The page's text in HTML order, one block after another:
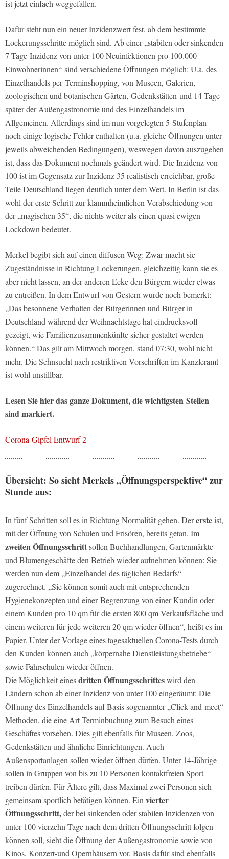
ist jetzt einfach weggefallen.
Dafür steht nun ein neuer Inzidenzwert fest, ab dem bestimmte
Lockerungsschritte möglich sind. Ab einer „stabilen oder sinkenden
7-Tage-Inzidenz von unter 100 Neuinfektionen pro 100.000
Einwohnerinnen“ sind verschiedene Öffnungen möglich: U.a. des
Einzelhandels per Terminshopping, von Museen, Galerien,
zoologischen und botanischen Gärten, Gedenkstätten und 14 Tage
später der Außengastronomie und des Einzelhandels im
Allgemeinen. Allerdings sind im nun vorgelegten 5-Stufenplan
noch einige logische Fehler enthalten (u.a. gleiche Öffnungen unter
jeweils abweichenden Bedingungen), weswegen davon auszugehen
ist, dass das Dokument nochmals geändert wird. Die Inzidenz von
100 ist im Gegensatz zur Inzidenz 35 realistisch erreichbar, große
Teile Deutschland liegen deutlich unter dem Wert. In Berlin ist das
wohl der erste Schritt zur klammheimlichen Verabschiedung von
der „magischen 35“, die nichts weiter als einen quasi ewigen
Lockdown bedeutet.
Merkel begibt sich auf einen diffusen Weg: Zwar macht sie
Zugeständnisse in Richtung Lockerungen, gleichzeitig kann sie es
aber nicht lassen, an der anderen Ecke den Bürgern wieder etwas
zu entreißen. In dem Entwurf von Gestern wurde noch bemerkt:
„Das besonnene Verhalten der Bürgerinnen und Bürger in
Deutschland während der Weihnachtstage hat eindrucksvoll
gezeigt, wie Familienzusammenkünfte sicher gestaltet werden
können.“ Das gilt am Mittwoch morgen, stand 07:30, wohl nicht
mehr. Die Sehnsucht nach restriktiven Vorschriften im Kanzleramt
ist wohl unstillbar.
Lesen Sie hier das ganze Dokument, die wichtigsten Stellen
sind markiert.
Corona-Gipfel Entwurf 2
Übersicht: So sieht Merkels „Öffnungsperspektive“ zur
Stunde aus:
In fünf Schritten soll es in Richtung Normalität gehen. Derersteist,
mit der Öffnung von Schulen und Frisören, bereits getan. Im
zweiten Öffnungsschrittsollen Buchhandlungen, Gartenmärkte
und Blumengeschäfte den Betrieb wieder aufnehmen können: Sie
werden nun dem „Einzelhandel des täglichen Bedarfs“
zugerechnet. „Sie können somit auch mit entsprechenden
Hygienekonzepten und einer Begrenzung von einer Kundin oder
einem Kunden pro 10 qm für die ersten 800 qm Verkaufsfläche und
einem weiteren für jede weiteren 20 qm wieder öffnen“, heißt es im
Papier. Unter der Vorlage eines tagesaktuellen Corona-Tests durch
den Kunden können auch „körpernahe Dienstleistungsbetriebe“
sowie Fahrschulen wieder öffnen.
Die Möglichkeit einesdritten Öffnungsschritteswird den
Ländern schon ab einer Inzidenz von unter 100 eingeräumt: Die
Öffnung des Einzelhandels auf Basis sogenannter „Click-and-meet“
Methoden, die eine Art Terminbuchung zum Besuch eines
Geschäftes vorsehen. Dies gilt ebenfalls für Museen, Zoos,
Gedenkstätten und ähnliche Einrichtungen. Auch
Außensportanlagen sollen wieder öffnen dürfen. Unter 14-Jährige
sollen in Gruppen von bis zu 10 Personen kontaktfreien Sport
treiben dürfen. Für Ältere gilt, dass Maximal zwei Personen sich
gemeinsam sportlich betätigen können. Ein vierter
Öffnungsschritt,der bei sinkenden oder stabilen Inzidenzen von
unter 100 vierzehn Tage nach dem dritten Öffnungsschritt folgen
können soll, sieht die Öffnung der Außengastronomie sowie von
Kinos, Konzert-und Opernhäusern vor. Basis dafür sind ebenfalls